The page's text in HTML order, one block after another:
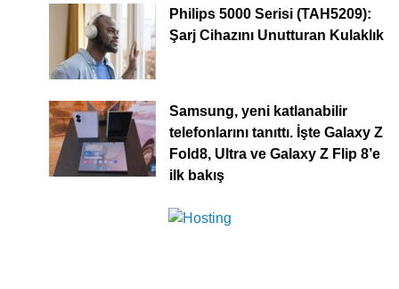
Philips 5000 Serisi (TAH5209):
Şarj Cihazını Unutturan Kulaklık
Samsung, yeni katlanabilir
telefonlarını tanıttı. İşte Galaxy Z
Fold8, Ultra ve Galaxy Z Flip 8’e
ilk bakış